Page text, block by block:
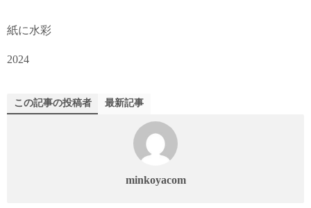
紙に水彩
2024
この記事の投稿者 最新記事
minkoyacom